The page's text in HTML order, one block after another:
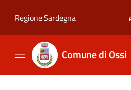
Regione Sardegna
Comune di Ossi